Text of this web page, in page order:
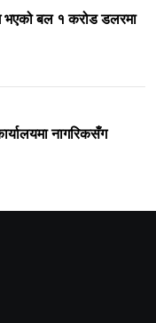
भएको बल १ करोड डलरमा
नागरिकसँग